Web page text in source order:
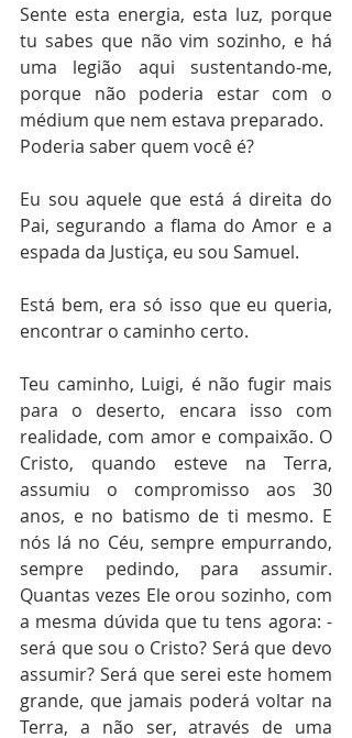
Sente esta energia, esta luz, porque
tu sabes que não vim sozinho, e há
uma legião aqui sustentando-me,
porque não poderia estar com o
médium que nem estava preparado.
Poderia saber quem você é?
Eu sou aquele que está á direita do
Pai, segurando a flama do Amor e a
espada da Justiça, eu sou Samuel.
Está bem, era só isso que eu queria,
encontrar o caminho certo.
Teu caminho, Luigi, é não fugir mais
para o deserto, encara isso com
realidade, com amor e compaixão. O
Cristo, quando esteve na Terra,
assumiu o compromisso aos 30
anos, e no batismo de ti mesmo. E
nós lá no Céu, sempre empurrando,
sempre pedindo, para assumir.
Quantas vezes Ele orou sozinho, com
a mesma dúvida que tu tens agora: -
será que sou o Cristo? Será que devo
assumir? Será que serei este homem
grande, que jamais poderá voltar na
Terra, a não ser, através de uma